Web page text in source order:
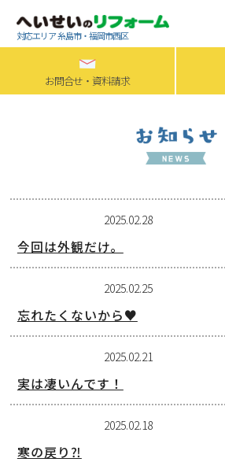
対応エリア 糸島市・福岡市西区
お問合せ・資料請求
2025.02.28
今回は外観だけ。
2025.02.25
忘れたくないから♥
2025.02.21
実は凄いんです！
2025.02.18
寒の戻り⁈